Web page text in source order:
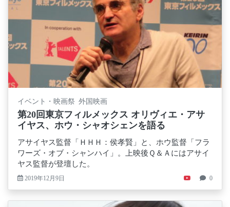
イベント・映画祭 外国映画
第20回東京フィルメックス オリヴィエ・アサ
イヤス、ホウ・シャオシェンを語る
アサイヤス監督「ＨＨＨ：侯孝賢」と、ホウ監督「フラ
ワーズ・オブ・シャンハイ」。上映後Ｑ＆Ａにはアサイ
ヤス監督が登壇した。
2019年12月9日 0